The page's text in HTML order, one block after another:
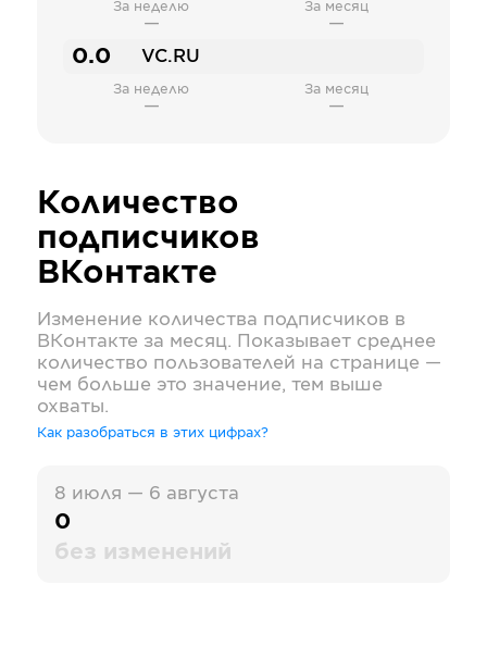
За неделю
—
За месяц
—
0.0 VC.RU
За неделю
—
За месяц
—
Количество
подписчиков
ВКонтакте
Изменение количества подписчиков в
ВКонтакте за месяц. Показывает среднее
количество пользователей на странице —
чем больше это значение, тем выше
охваты.
Как разобраться в этих цифрах?
8 июля — 6 августа
0
без изменений